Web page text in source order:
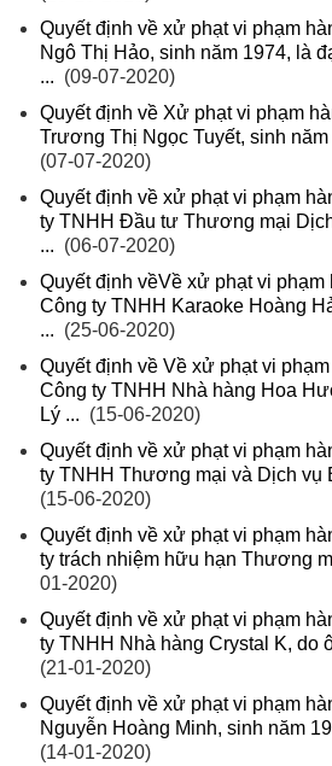
Quyết định về xử phạt vi phạm
Ngô Thị Hảo, sinh năm 1974, là
... (09-07-2020)
Quyết định về Xử phạt vi phạm
Trương Thị Ngọc Tuyết, sinh
(07-07-2020)
Quyết định về xử phạt vi phạm
ty TNHH Đầu tư Thương mại
... (06-07-2020)
Quyết định vềVề xử phạt vi
Công ty TNHH Karaoke Hoàng
... (25-06-2020)
Quyết định về Về xử phạt vi
Công ty TNHH Nhà hàng Hoa
Lý ... (15-06-2020)
Quyết định về xử phạt vi phạm
ty TNHH Thương mại và Dịch vụ
(15-06-2020)
Quyết định về xử phạt vi phạm
ty trách nhiệm hữu hạn Thương
01-2020)
Quyết định về xử phạt vi phạm
ty TNHH Nhà hàng Crystal K, do
(21-01-2020)
Quyết định về xử phạt vi phạm
Nguyễn Hoàng Minh, sinh năm
(14-01-2020)